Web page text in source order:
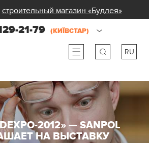
строительный магазин «Будлея»
21-79 (КИЇВСТАР)
RU
ua
2012» — SANPOL
НА ВЫСТАВКУ